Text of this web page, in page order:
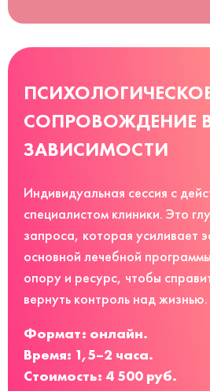
СОПРОВОЖДЕНИЕ
ЗАВИСИМОСТИ
Индивидуальная сессия с
специалистом клиники. Это
запроса, которая усиливает
основной лечебной
опору и ресурс, чтобы
вернуть контроль над жизнью.
Формат: онлайн.
Время: 1,5–2 часа.
Стоимость: 4 500 руб.